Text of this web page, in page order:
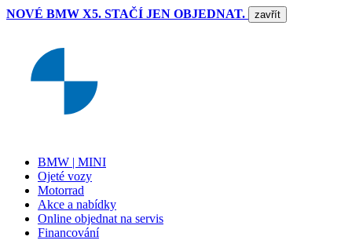
NOVÉ BMW X5. STAČÍ JEN OBJEDNAT. zavřít
BMW | MINI
Ojeté vozy
Motorrad
Akce a nabídky
Online objednat na servis
Financování